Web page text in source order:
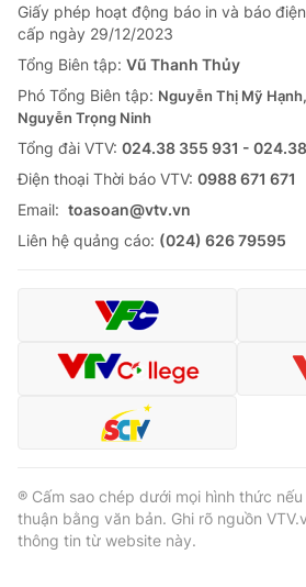
Giấy phép hoạt động báo in và báo
cấp ngày 29/12/2023
Tổng Biên tập: Vũ Thanh Thủy
Phó Tổng Biên tập: Nguyễn Thị Mỹ
Nguyễn Trọng Ninh
Tổng đài VTV: 024.38 355 931 -
Ðiện thoại Thời báo VTV: 0988 671 671
Email: toasoan@vtv.vn
Liên hệ quảng cáo: (024) 626 79595
® Cấm sao chép dưới mọi hình thức
thuận bằng văn bản. Ghi rõ nguồn
thông tin từ website này.